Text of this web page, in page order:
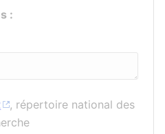
:
, répertoire national des